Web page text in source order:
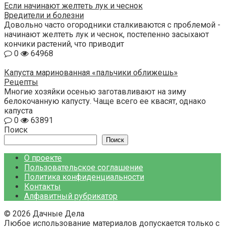
Если начинают желтеть лук и чеснок
Вредители и болезни
Довольно часто огородники сталкиваются с проблемой -
начинают желтеть лук и чеснок, постепенно засыхают
кончики растений, что приводит
0
64968
Капуста маринованная «пальчики оближешь»
Рецепты
Многие хозяйки осенью заготавливают на зиму
белокочанную капусту. Чаще всего ее квасят, однако
капуста
0
63891
Поиск
Поиск
О проекте
Пользовательское соглашение
Политика конфиденциальности
Контакты
Алфавитный рубрикатор
© 2026 Дачные Дела
Любое использование материалов допускается только с